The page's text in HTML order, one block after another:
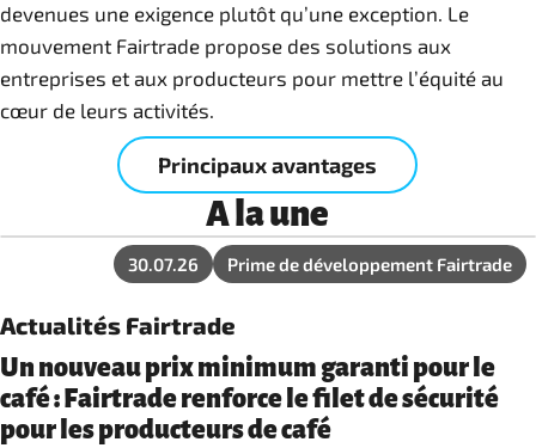
devenues une exigence plutôt qu’une exception. Le
mouvement Fairtrade propose des solutions aux
entreprises et aux producteurs pour mettre l’équité au
cœur de leurs activités.
Principaux avantages
A la une
30.07.26 Prime de développement Fairtrade
Actualités Fairtrade
Un nouveau prix minimum garanti pour le
café : Fairtrade renforce le filet de sécurité
pour les producteurs de café